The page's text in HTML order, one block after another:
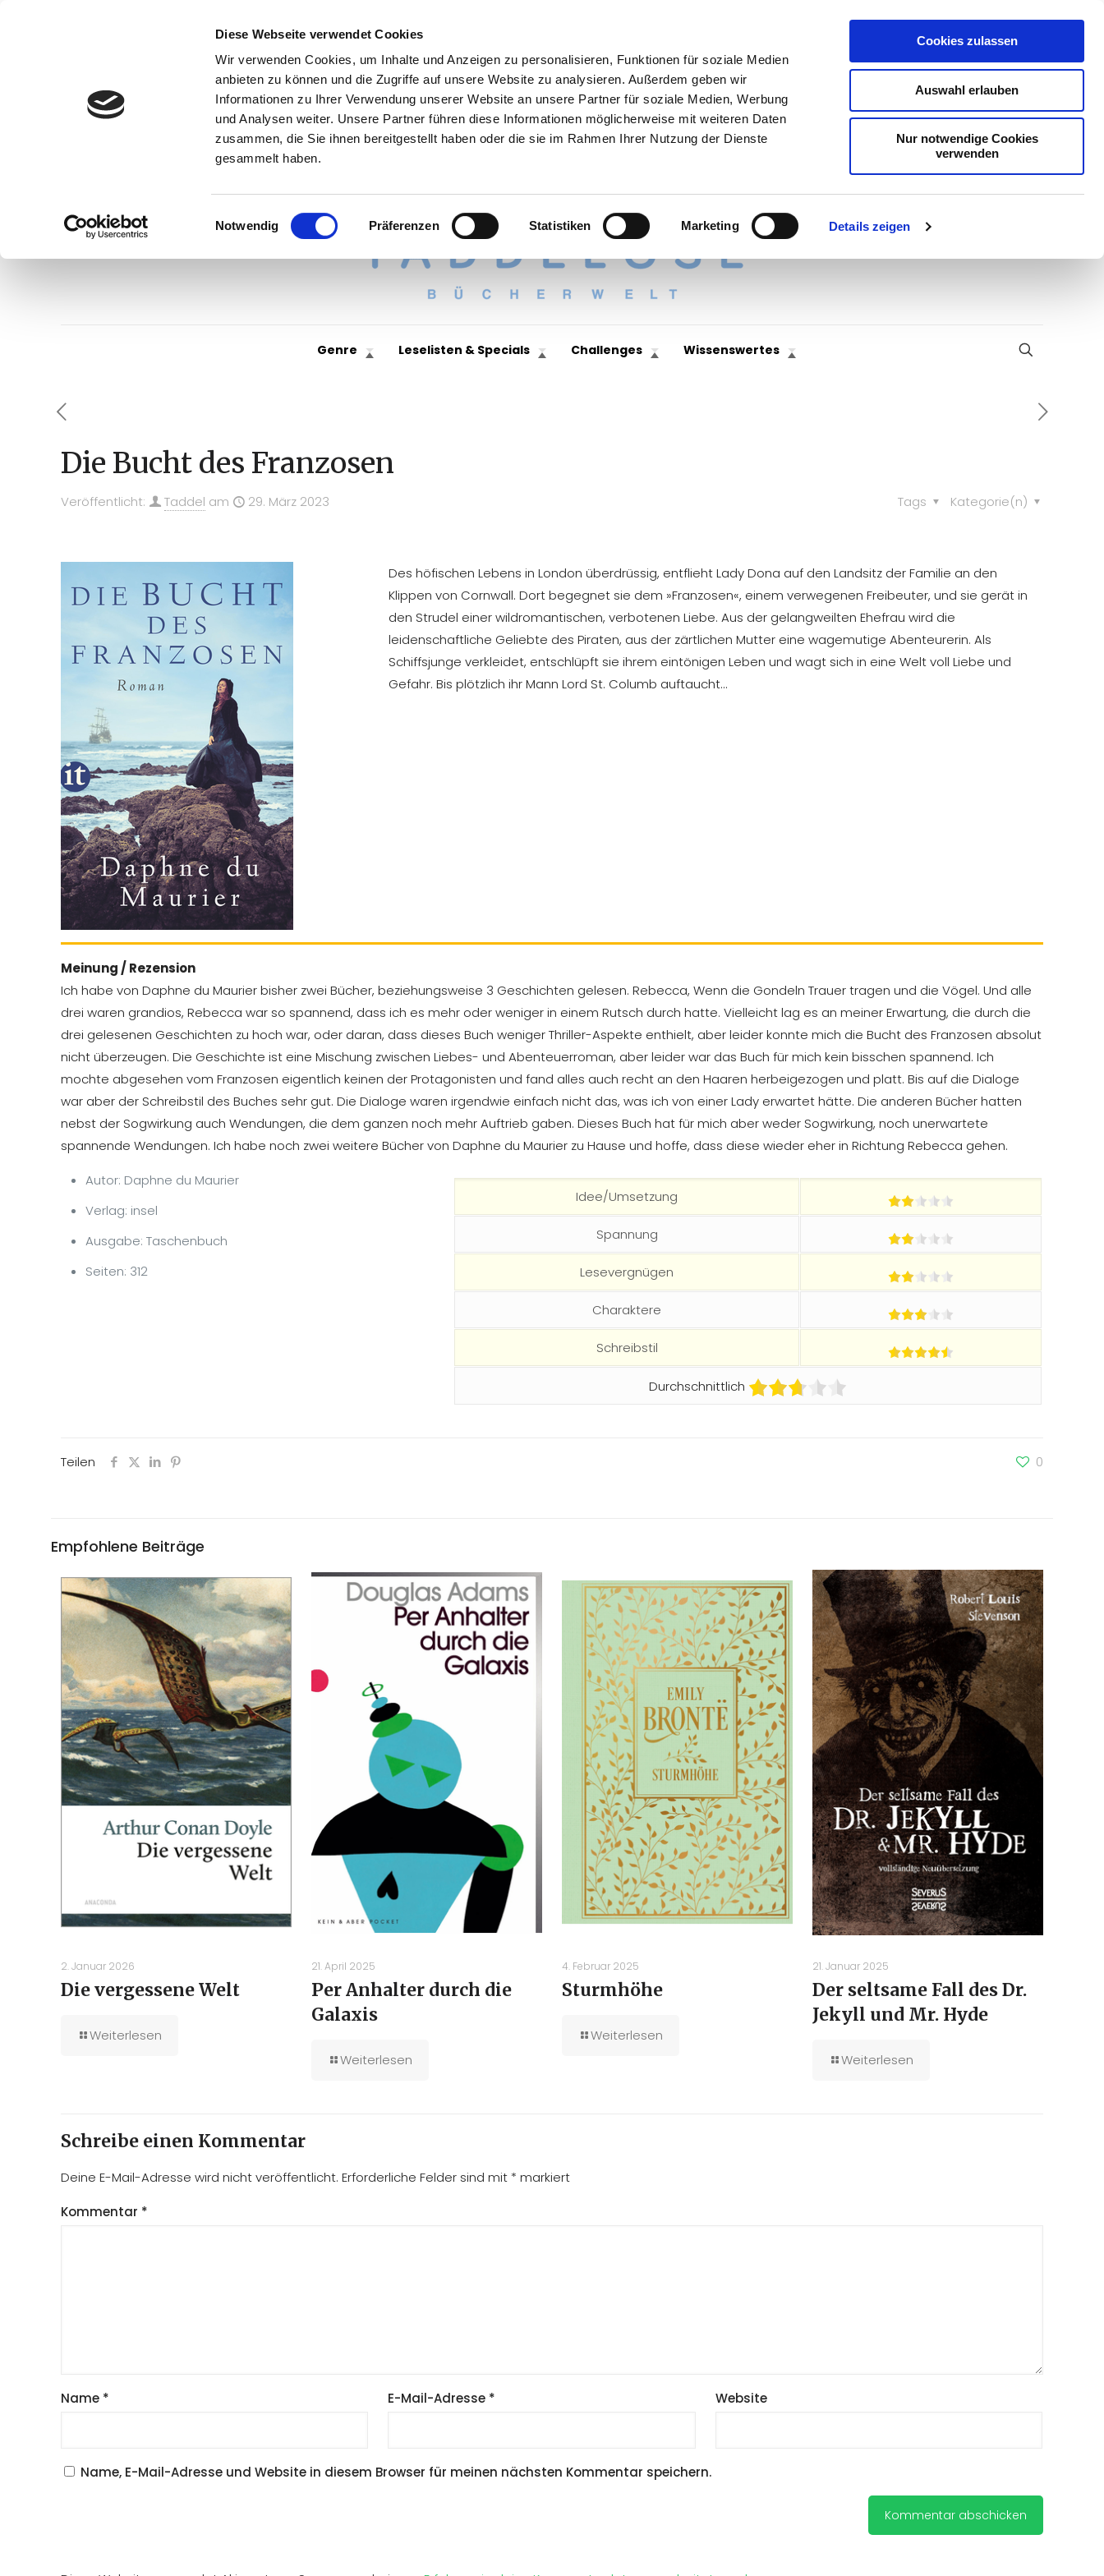
Diese Webseite verwendet Cookies
Wir verwenden Cookies, um Inhalte und Anzeigen zu personalisieren, Funktionen für soziale Medien
anbieten zu können und die Zugriffe auf unsere Website zu analysieren. Außerdem geben wir
Informationen zu Ihrer Verwendung unserer Website an unsere Partner für soziale Medien, Werbung
und Analysen weiter. Unsere Partner führen diese Informationen möglicherweise mit weiteren Daten
zusammen, die Sie ihnen bereitgestellt haben oder die sie im Rahmen Ihrer Nutzung der Dienste
gesammelt haben.
Einwilligungsauswahl
Notwendig Präferenzen Statistiken Marketing Details zeigen
Cookies zulassen
Auswahl erlauben
Nur notwendige Cookies
verwenden
Genre Leselisten & Specials Challenges Wissenswertes
Die Bucht des Franzosen
Veröffentlicht: Taddel am 29. März 2023 Kategorie(n)
Tags
Des höfischen Lebens in London überdrüssig, entflieht Lady Dona auf den Landsitz der Familie an den
Klippen von Cornwall. Dort begegnet sie dem »Franzosen«, einem verwegenen Freibeuter, und sie gerät in
den Strudel einer wildromantischen, verbotenen Liebe. Aus der gelangweilten Ehefrau wird die
leidenschaftliche Geliebte des Piraten, aus der zärtlichen Mutter eine wagemutige Abenteurerin. Als
Schiffsjunge verkleidet, entschlüpft sie ihrem eintönigen Leben und wagt sich in eine Welt voll Liebe und
Gefahr. Bis plötzlich ihr Mann Lord St. Columb auftaucht…
Meinung / Rezension
Ich habe von Daphne du Maurier bisher zwei Bücher, beziehungsweise 3 Geschichten gelesen. Rebecca, Wenn die Gondeln Trauer tragen und die Vögel. Und alle
drei waren grandios, Rebecca war so spannend, dass ich es mehr oder weniger in einem Rutsch durch hatte. Vielleicht lag es an meiner Erwartung, die durch die
drei gelesenen Geschichten zu hoch war, oder daran, dass dieses Buch weniger Thriller-Aspekte enthielt, aber leider konnte mich die Bucht des Franzosen absolut
nicht überzeugen. Die Geschichte ist eine Mischung zwischen Liebes- und Abenteuerroman, aber leider war das Buch für mich kein bisschen spannend. Ich
mochte abgesehen vom Franzosen eigentlich keinen der Protagonisten und fand alles auch recht an den Haaren herbeigezogen und platt. Bis auf die Dialoge
war aber der Schreibstil des Buches sehr gut. Die Dialoge waren irgendwie einfach nicht das, was ich von einer Lady erwartet hätte. Die anderen Bücher hatten
nebst der Sogwirkung auch Wendungen, die dem ganzen noch mehr Auftrieb gaben. Dieses Buch hat für mich aber weder Sogwirkung, noch unerwartete
spannende Wendungen. Ich habe noch zwei weitere Bücher von Daphne du Maurier zu Hause und hoffe, dass diese wieder eher in Richtung Rebecca gehen.
Autor: Daphne du Maurier
Verlag: insel
Ausgabe: Taschenbuch
Seiten: 312
Idee/Umsetzung
Spannung
Lesevergnügen
Charaktere
Schreibstil
Durchschnittlich
Teilen 0
Empfohlene Beiträge
2. Januar 2026
Die vergessene Welt
Weiterlesen
21. April 2025
Per Anhalter durch die
Galaxis
Weiterlesen
4. Februar 2025
Sturmhöhe
Weiterlesen
21. Januar 2025
Der seltsame Fall des Dr.
Jekyll und Mr. Hyde
Weiterlesen
Schreibe einen Kommentar
Deine E-Mail-Adresse wird nicht veröffentlicht. Erforderliche Felder sind mit * markiert
Kommentar *
Name * E-Mail-Adresse * Website
Name, E-Mail-Adresse und Website in diesem Browser für meinen nächsten Kommentar speichern.